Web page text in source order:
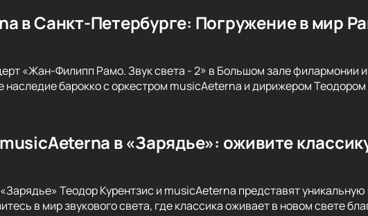
в Санкт-Петербурге: Погружение в мир
«Жан-Филипп Рамо. Звук света - 2» в Большом зале филармонии
наследие барокко с оркестром musicAeterna и дирижером Теодором
в «Зарядье»: оживите
Теодор Курентзис и musicAeterna представят
в мир звукового света, где классика оживает в новом свете